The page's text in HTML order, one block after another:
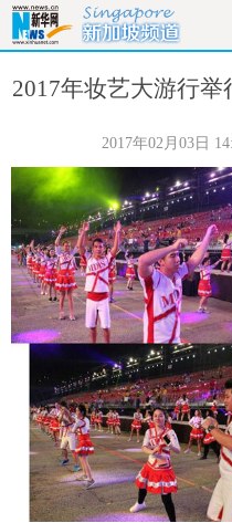
首页 时政
体育
时尚 思客
港澳 台湾
科技 能源
图片 视频
旅游 健康
金融 公益
2017年妆艺大游行
2017年02月03日